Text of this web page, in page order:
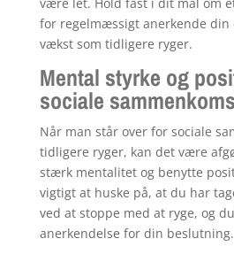
for regelmæssigt anerkende din
vækst som tidligere ryger.
Mental styrke og
sociale
Når man står over for sociale
tidligere ryger, kan det være
stærk mentalitet og benytte
vigtigt at huske på, at du har
ved at stoppe med at ryge, og
anerkendelse for din beslutning.